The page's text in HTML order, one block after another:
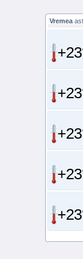
Vremea